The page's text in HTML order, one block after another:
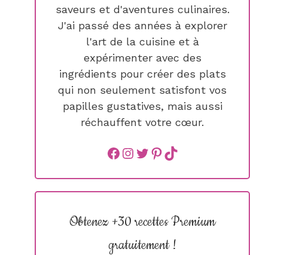
saveurs et d'aventures culinaires.
J'ai passé des années à explorer
l'art de la cuisine et à
expérimenter avec des
ingrédients pour créer des plats
qui non seulement satisfont vos
papilles gustatives, mais aussi
réchauffent votre cœur.
Facebook
instagram
Twitter
Pinterest
TikTok
Obtenez +30 recettes Premium
gratuitement !